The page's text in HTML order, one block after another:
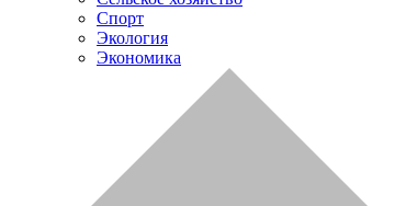
Спорт
Экология
Экономика